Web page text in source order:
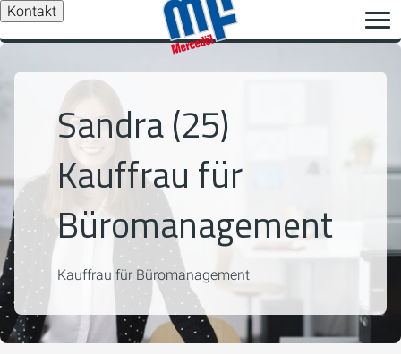
Kontakt
Sandra (25)
Kauffrau für
Büromanagement
Kauffrau für Büromanagement